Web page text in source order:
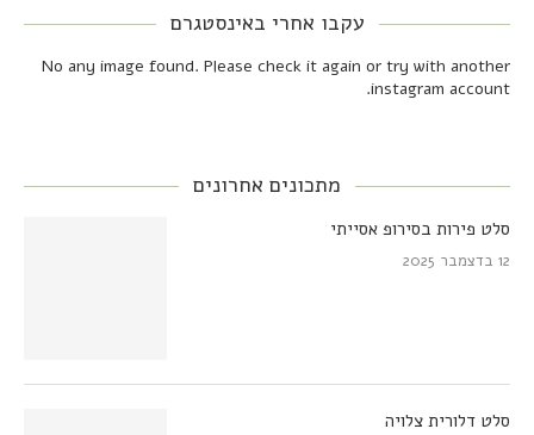
עקבו אחרי באינסטגרם
No any image found. Please check it again or try with another
instagram account.
מתכונים אחרונים
סלט פירות בסירופ אסייתי
12 בדצמבר 2025
סלט דלורית צלויה